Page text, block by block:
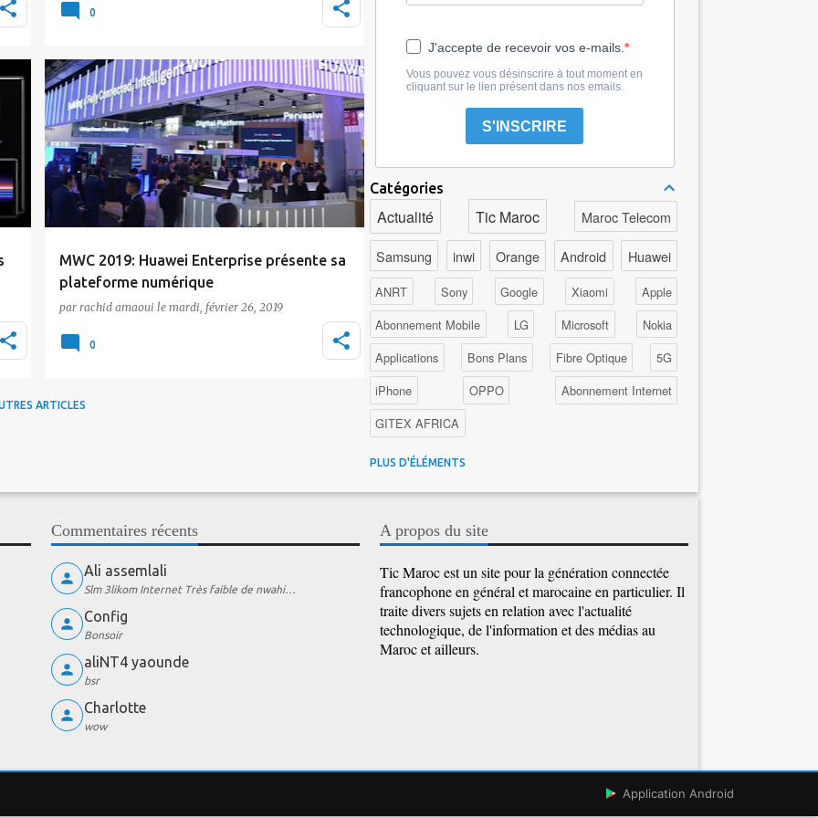
une version améliorée de son casque de
0
MWC 2019: Huawei Enterprise présente sa
plateforme numérique
représentation au salon MWC 2019 sous le
par rachid amaoui le mardi, février 26, 2019
Actualité Huawei MWC2019
0
ARTICLES
J'accepte de recevoir vos e-mails.
Vous pouvez vous désinscrire à tout moment en
cliquant sur le lien présent dans nos emails.
S'INSCRIRE
Catégories
Actualité Tic Maroc Maroc Telecom
Samsung inwi Orange Android Huawei
ANRT Sony Google Xiaomi
Apple
Abonnement Mobile
LG Microsoft
Nokia
Applications
Bons Plans Fibre Optique
5G
iPhone
OPPO
Abonnement Internet
GITEX AFRICA
4G au Maroc
Intelligence Artificielle
Cybersécurité
Promotions Maroc Telecom
PLUS D'ÉLÉMENTS
Commentaires récents
Ali assemlali
Slm 3likom Internet Très faible de nwahi…
Config
Bonsoir
aliNT4 yaounde
bsr
Charlotte
wow
A propos du site
Tic Maroc est un site pour la génération connectée
francophone en général et marocaine en particulier. Il
traite divers sujets en relation avec l'actualité
technologique, de l'information et des médias au
Maroc et ailleurs.
Application Android